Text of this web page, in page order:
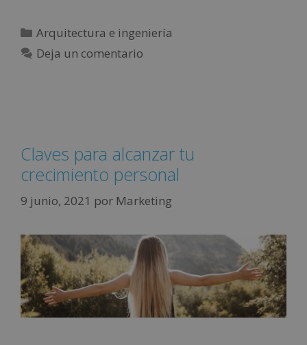
Arquitectura e ingeniería
Deja un comentario
Claves para alcanzar tu
crecimiento personal
9 junio, 2021 por Marketing